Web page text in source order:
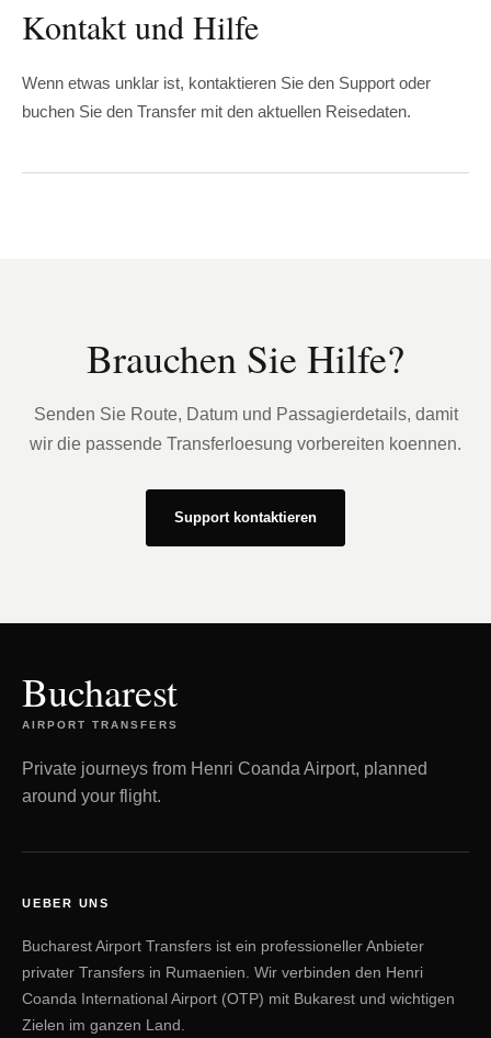
Kontakt und Hilfe
Wenn etwas unklar ist, kontaktieren Sie den Support oder
buchen Sie den Transfer mit den aktuellen Reisedaten.
Brauchen Sie Hilfe?
Senden Sie Route, Datum und Passagierdetails, damit
wir die passende Transferloesung vorbereiten koennen.
Support kontaktieren
Bucharest
AIRPORT TRANSFERS
Private journeys from Henri Coanda Airport, planned
around your flight.
UEBER UNS
Bucharest Airport Transfers ist ein professioneller Anbieter
privater Transfers in Rumaenien. Wir verbinden den Henri
Coanda International Airport (OTP) mit Bukarest und wichtigen
Zielen im ganzen Land.